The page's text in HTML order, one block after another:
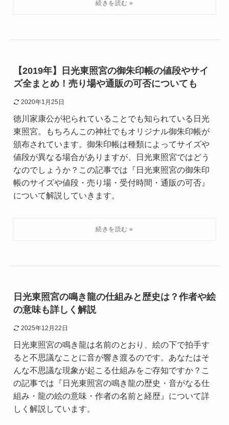
【2019年】日光東照宮の御朱印帳の値段やサイ
ズ全まとめ！売り場や通販の可否についても
2020年1月25日
徳川家康公が祀られていることでも知られている日光
東照宮。もちろんこの神社でもオリジナル御朱印帳が
頒布されています。御朱印帳は種類によってサイズや
値段が異なる場合がありますが、日光東照宮ではどう
なのでしょうか？この記事では『日光東照宮の御朱印
帳のサイズや値段・売り場・受付時間・通販の可否』
について解説していきます。
日光東照宮の鳴き龍の仕組みと歴史は？作者や絵
の意味も詳しく解説
2025年12月22日
日光東照宮の鳴き龍は名前のとおり、絵の下で拍手す
ると不思議なことに音が響き渡るのです。あなたはそ
んな不思議な現象が起こる仕組みをご存知ですか？こ
の記事では『日光東照宮の鳴き龍の歴史・音がなる仕
組み・龍の絵の意味・作者の名前と経歴』について詳
しく解説しています。